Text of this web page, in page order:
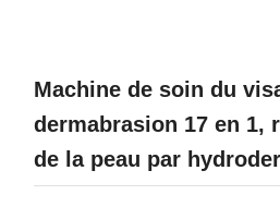
Machine de soin du
dermabrasion 17 en 1,
de la peau par